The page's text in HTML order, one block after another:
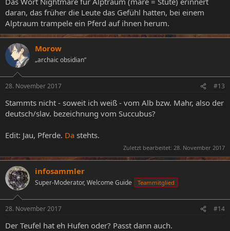
daran, das früher die Leute das Gefühl hatten, bei einem
Alptraum trampele ein Pferd auf ihnen herum.
Morow
„archaic obsidian”
28. November 2017 #13
Stammts nicht - soweit ich weiß - vom Alb bzw. Mahr, also der
deutsch/slav. bezeichnung vom Succubus?
Edit: Jau, Pferde. Da stehts.
Zuletzt bearbeitet: 28. November 2017
infosammler
Super-Moderator, Welcome Guide Teammitglied
28. November 2017 #14
Der Teufel hat eh Hufen oder? Passt dann auch.